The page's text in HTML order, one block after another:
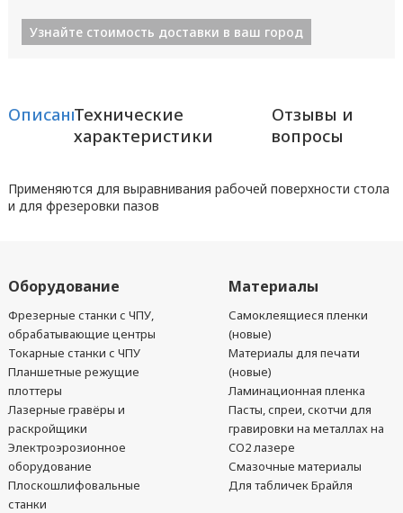
Узнайте стоимость доставки в ваш город
ОписаниеТехнические
характеристики
Отзывы и
вопросы
Применяются для выравнивания рабочей поверхности стола
и для фрезеровки пазов
Оборудование
Фрезерные станки с ЧПУ,
обрабатывающие центры
Токарные станки с ЧПУ
Планшетные режущие
плоттеры
Лазерные гравёры и
раскройщики
Электроэрозионное
оборудование
Плоскошлифовальные
станки
Материалы
Самоклеящиеся пленки
(новые)
Материалы для печати
(новые)
Ламинационная пленка
Пасты, спреи, скотчи для
гравировки на металлах на
CO2 лазере
Смазочные материалы
Для табличек Брайля